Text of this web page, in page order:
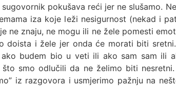
pokušava reći jer ne slušamo.
iza koje leži nesigurnost (nekad i
ne znaju, ne mogu ili ne žele pomesti
i žele jer onda će morati biti
budem bio u veti ili ako sam sam ili
smo odlučili da ne želimo biti
iz razgovora i usmjerimo pažnju na